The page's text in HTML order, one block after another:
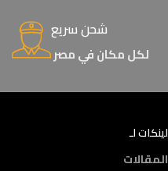
شحن سريع
لكل مكان في مصر
لينكات لـ
المقالات